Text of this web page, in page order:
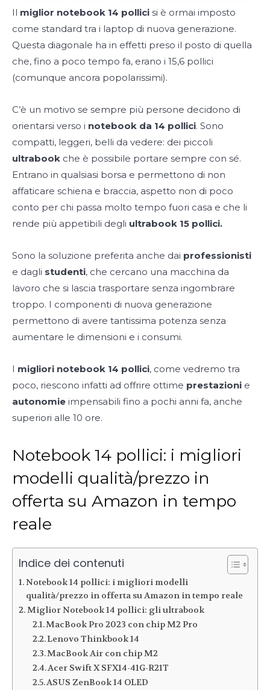
Il miglior notebook 14 pollici si è ormai imposto
come standard tra i laptop di nuova generazione.
Questa diagonale ha in effetti preso il posto di quella
che, fino a poco tempo fa, erano i 15,6 pollici
(comunque ancora popolarissimi).
C’è un motivo se sempre più persone decidono di
orientarsi verso i notebook da 14 pollici. Sono
compatti, leggeri, belli da vedere: dei piccoli
ultrabook che è possibile portare sempre con sé.
Entrano in qualsiasi borsa e permettono di non
affaticare schiena e braccia, aspetto non di poco
conto per chi passa molto tempo fuori casa e che li
rende più appetibili degli ultrabook 15 pollici.
Sono la soluzione preferita anche dai professionisti
e dagli studenti, che cercano una macchina da
lavoro che si lascia trasportare senza ingombrare
troppo. I componenti di nuova generazione
permettono di avere tantissima potenza senza
aumentare le dimensioni e i consumi.
I migliori notebook 14 pollici, come vedremo tra
poco, riescono infatti ad offrire ottime prestazioni e
autonomie impensabili fino a pochi anni fa, anche
superiori alle 10 ore.
Notebook 14 pollici: i migliori
modelli qualità/prezzo in
offerta su Amazon in tempo
reale
Indice dei contenuti
Notebook 14 pollici: i migliori modelli
qualità/prezzo in offerta su Amazon in tempo reale
Miglior Notebook 14 pollici: gli ultrabook
MacBook Pro 2023 con chip M2 Pro
Lenovo Thinkbook 14
MacBook Air con chip M2
Acer Swift X SFX14-41G-R21T
ASUS ZenBook 14 OLED